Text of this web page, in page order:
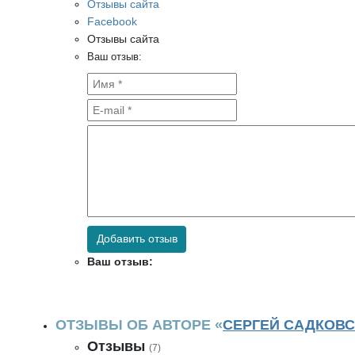
Отзывы сайта
Facebook
Отзывы сайта
Ваш отзыв:
Добавить отзыв
Ваш отзыв:
ОТЗЫВЫ ОБ АВТОРЕ «СЕРГЕЙ
Отзывы (7)